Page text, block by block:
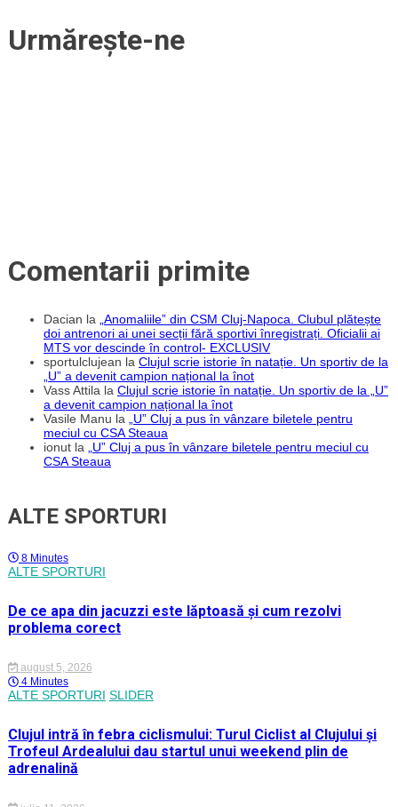
Urmărește-ne
Comentarii primite
Dacian la
„Anomaliile” din CSM Cluj-Napoca. Clubul plătește
doi antrenori ai unei secții fără sportivi înregistrați. Oficialii ai
MTS vor descinde în control- EXCLUSIV
sportulclujean la Clujul scrie istorie în natație. Un sportiv de la
„U” a devenit campion național la înot
Vass Attila la Clujul scrie istorie în natație. Un sportiv de la „U”
a devenit campion național la înot
Vasile Manu la
„U” Cluj a pus în vânzare biletele pentru
meciul cu CSA Steaua
ionut la
„U” Cluj a pus în vânzare biletele pentru meciul cu
CSA Steaua
ALTE SPORTURI
8 Minutes
ALTE SPORTURI
De ce apa din jacuzzi este lăptoasă și cum rezolvi
problema corect
august 5, 2026
4 Minutes
ALTE SPORTURI SLIDER
Clujul intră în febra ciclismului: Turul Ciclist al Clujului și
Trofeul Ardealului dau startul unui weekend plin de
adrenalină